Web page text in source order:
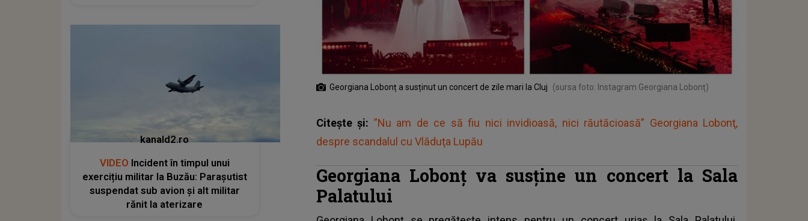
Georgiana Lobonț a susținut un concert de zile mari la Cluj (sursa foto: Instagram Georgiana Lobonț)
Citește și: ”Nu am de ce să fiu nici invidioasă, nici răutăcioasă” Georgiana Lobonţ,
despre scandalul cu Vlăduţa Lupău
Georgiana Lobonț va susține un concert la Sala
Palatului
kanald2.ro
VIDEO Incident în timpul unui
exercițiu militar la Buzău: Parașutist
suspendat sub avion și alt militar
rănit la aterizare